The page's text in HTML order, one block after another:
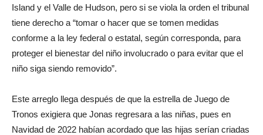
Island y el Valle de Hudson, pero si se viola la orden el tribunal
tiene derecho a “tomar o hacer que se tomen medidas
conforme a la ley federal o estatal, según corresponda, para
proteger el bienestar del niño involucrado o para evitar que el
niño siga siendo removido”.
Este arreglo llega después de que la estrella de Juego de
Tronos exigiera que Jonas regresara a las niñas, pues en
Navidad de 2022 habían acordado que las hijas serían criadas